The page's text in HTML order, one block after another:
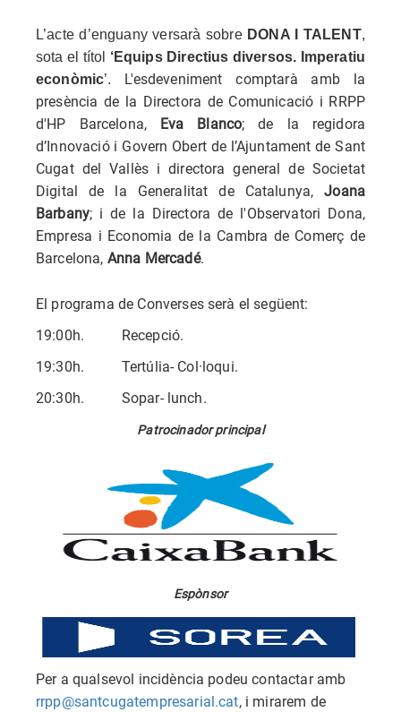
L’acte d’enguany versarà sobre DONA I TALENT,
sota el títol ‘Equips Directius diversos. Imperatiu
econòmic’. L'esdeveniment comptarà amb la
presència de la Directora de Comunicació i RRPP
d'HP Barcelona,
Eva Blanco;de la regidora
d’Innovació i Govern Obert de l’Ajuntament de Sant
Cugat del Vallès i directora general de Societat
Digital de la Generalitat de Catalunya,Joana
Barbany; i de la Directora de l'Observatori Dona,
Empresa i Economia de la Cambra de Comerç de
Barcelona, Anna Mercadé.
El programa de Converses serà el següent:
19:00h. Recepció.
19:30h. Tertúlia- Col·loqui.
20:30h. Sopar- lunch.
Patrocinador principal
Espònsor
Per a qualsevol incidència podeu contactar amb
rrpp@santcugatempresarial.cat, i mirarem de